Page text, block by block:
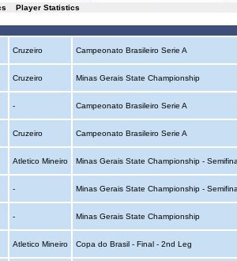
Player Statistics
Cruzeiro Campeonato Brasileiro Serie A
Cruzeiro Minas Gerais State Championship
- Campeonato Brasileiro Serie A
Cruzeiro Campeonato Brasileiro Serie A
Atletico Mineiro Minas Gerais State Championship -
- Minas Gerais State Championship -
- Minas Gerais State Championship
Atletico Mineiro Copa do Brasil - Final - 2nd Leg